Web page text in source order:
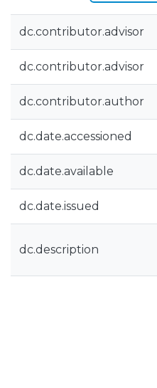
dc.contributor.advisor
dc.contributor.advisor
dc.contributor.author
dc.date.accessioned
dc.date.available
dc.date.issued
dc.description